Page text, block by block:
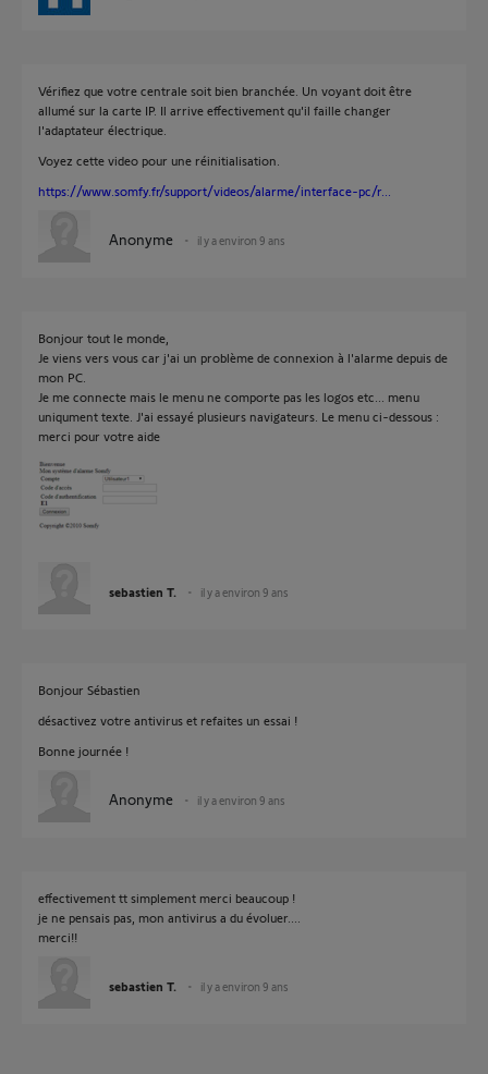
Vérifiez que votre centrale soit bien branchée. Un voyant doit être
allumé sur la carte IP. Il arrive effectivement qu'il faille changer
l'adaptateur électrique.
Voyez cette video pour une réinitialisation.
https://www.somfy.fr/support/videos/alarme/interface-pc/r...
Anonyme il y a environ 9 ans
Bonjour tout le monde,
Je viens vers vous car j'ai un problème de connexion à l'alarme depuis de
mon PC.
Je me connecte mais le menu ne comporte pas les logos etc... menu
uniqument texte. J'ai essayé plusieurs navigateurs. Le menu ci-dessous :
merci pour votre aide
sebastien T. il y a environ 9 ans
Bonjour Sébastien
désactivez votre antivirus et refaites un essai !
Bonne journée !
Anonyme il y a environ 9 ans
effectivement tt simplement merci beaucoup !
je ne pensais pas, mon antivirus a du évoluer....
merci!!
sebastien T. il y a environ 9 ans